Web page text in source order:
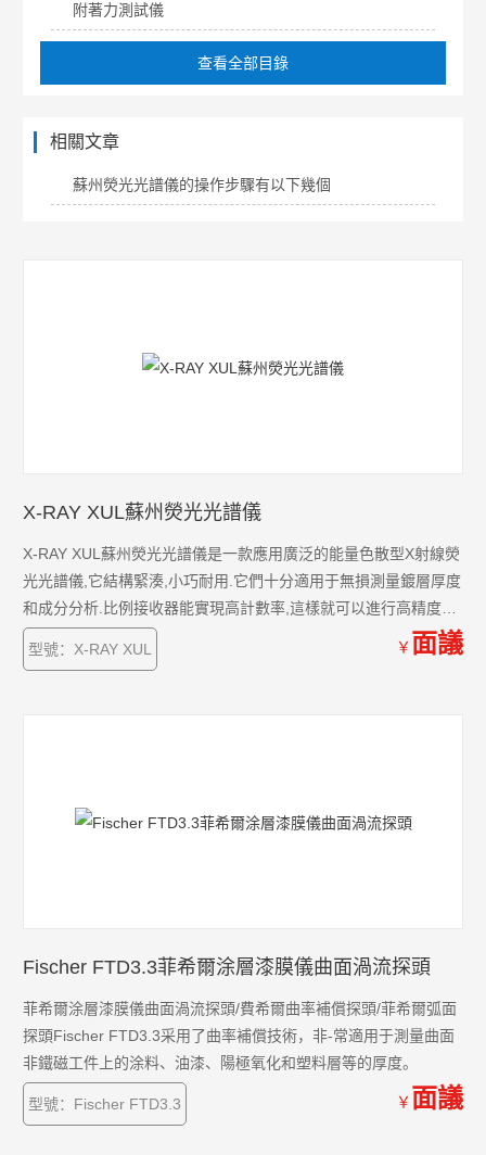
附著力測試儀
查看全部目錄
相關文章
蘇州熒光光譜儀的操作步驟有以下幾個
X-RAY XUL蘇州熒光光譜儀
X-RAY XUL蘇州熒光光譜儀是一款應用廣泛的能量色散型X射線熒
光光譜儀,它結構緊湊,小巧耐用.它們十分適用于無損測量鍍層厚度
和成分分析.比例接收器能實現高計數率,這樣就可以進行高精度測
量。
型號：X-RAY XUL
￥ 面議
Fischer FTD3.3菲希爾涂層漆膜儀曲面渦流探頭
菲希爾涂層漆膜儀曲面渦流探頭/費希爾曲率補償探頭/菲希爾弧面
探頭Fischer FTD3.3采用了曲率補償技術，非-常適用于測量曲面
非鐵磁工件上的涂料、油漆、陽極氧化和塑料層等的厚度。
型號：Fischer FTD3.3 ￥ 面議